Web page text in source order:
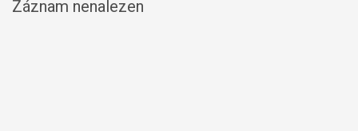
Záznam nenalezen